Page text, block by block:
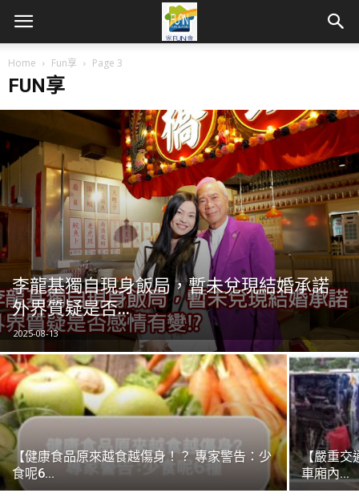
Home Fun享 Page 3
FUN享
李龍基獨自現身飯局，暫未兌現結婚承諾
外界質疑是否...
2025-08-13
【健康食品原來越食越傷身！？ 專家警告：少
食呢6...
【嚴重交
車廂內...